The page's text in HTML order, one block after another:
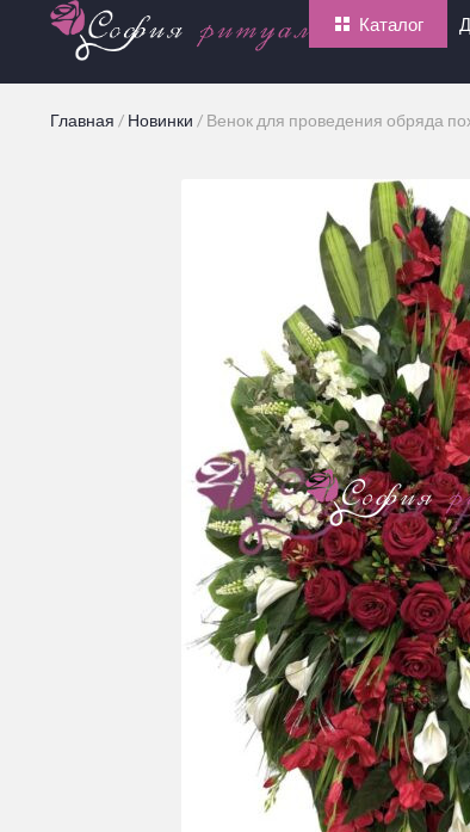
Каталог
Главная / Новинки / Венок для проведения обряда